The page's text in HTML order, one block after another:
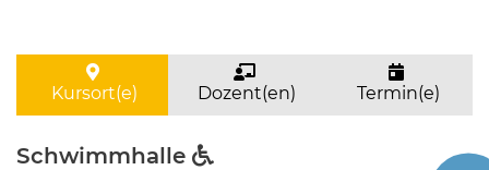
Kursort(e) Dozent(en) Termin(e)
Schwimmhalle